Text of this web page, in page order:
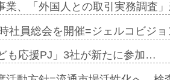
業、「外国人との取引実務調査
社員総会を開催=ジェルコビジ
も応援PJ」3社が新たに参加…